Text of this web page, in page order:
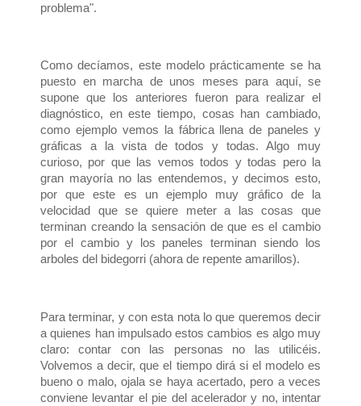
problema".
Como decíamos, este modelo prácticamente se ha
puesto en marcha de unos meses para aquí, se
supone que los anteriores fueron para realizar el
diagnóstico, en este tiempo, cosas han cambiado,
como ejemplo vemos la fábrica llena de paneles y
gráficas a la vista de todos y todas. Algo muy
curioso, por que las vemos todos y todas pero la
gran mayoría no las entendemos, y decimos esto,
por que este es un ejemplo muy gráfico de la
velocidad que se quiere meter a las cosas que
terminan creando la sensación de que es el cambio
por el cambio y los paneles terminan siendo los
arboles del bidegorri (ahora de repente amarillos).
Para terminar, y con esta nota lo que queremos decir
a quienes han impulsado estos cambios es algo muy
claro: contar con las personas no las utilicéis.
Volvemos a decir, que el tiempo dirá si el modelo es
bueno o malo, ojala se haya acertado, pero a veces
conviene levantar el pie del acelerador y no, intentar